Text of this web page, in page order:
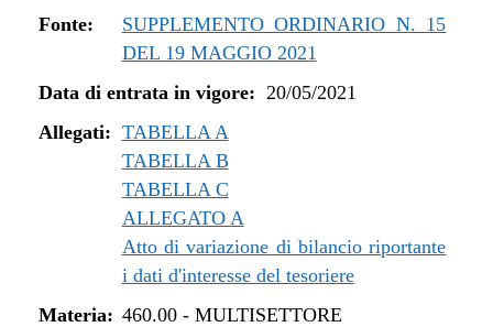
dal 10/12/2021 al 31/12/2021
dal 06/11/2021 al 09/12/2021
dal 20/05/2021 al 11/08/2021
Fonte:
SUPPLEMENTO ORDINARIO N. 15
DEL 19 MAGGIO 2021
Data di entrata in vigore: 20/05/2021
Allegati: TABELLA A
TABELLA B
TABELLA C
ALLEGATO A
Atto di variazione di bilancio riportante
i dati d'interesse del tesoriere
Materia: 460.00- MULTISETTORE